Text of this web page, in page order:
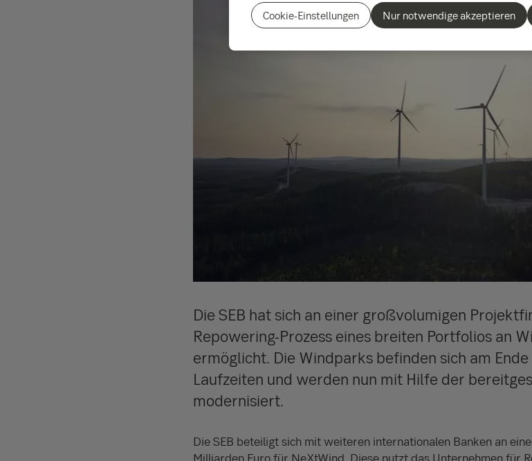
Die SEB hat sich an einer großvolumigen
Repowering-Prozess eines breiten Portfolios an
ermöglicht. Die Windparks befinden sich am
Laufzeiten und werden nun mit Hilfe der
modernisiert.
Die SEB beteiligt sich mit weiteren internationalen Banken an
Milliarden Euro für NeXtWind. Diese nutzt das Unternehmen für
Cookie-Einstellungen Nur notwendige akzeptieren